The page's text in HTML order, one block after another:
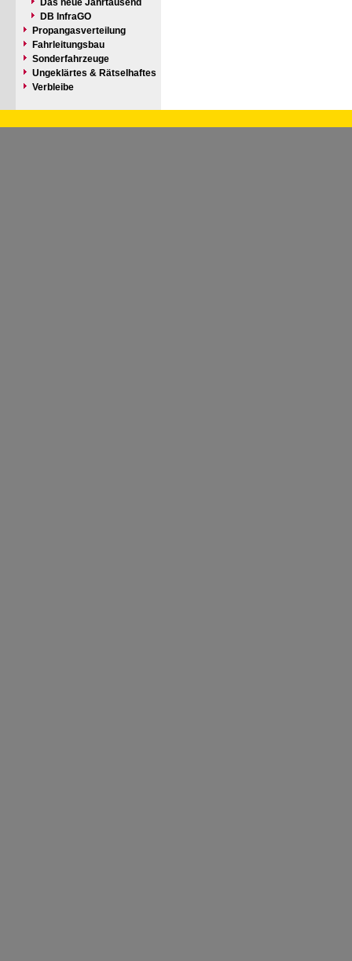
Das neue Jahrtausend
DB InfraGO
Propangasverteilung
Fahrleitungsbau
Sonderfahrzeuge
Ungeklärtes & Rätselhaftes
Verbleibe